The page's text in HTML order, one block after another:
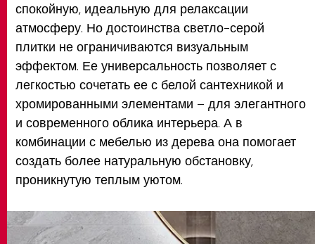
спокойную, идеальную для релаксации
атмосферу. Но достоинства светло-серой
плитки не ограничиваются визуальным
эффектом. Ее универсальность позволяет с
легкостью сочетать ее с белой сантехникой и
хромированными элементами – для элегантного
и современного облика интерьера. А в
комбинации с мебелью из дерева она помогает
создать более натуральную обстановку,
проникнутую теплым уютом.